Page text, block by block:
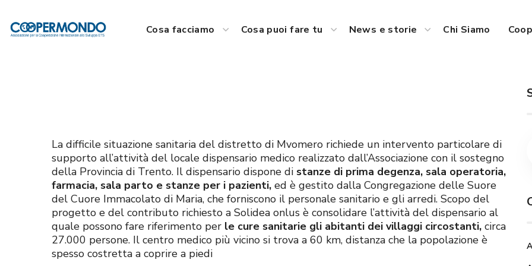
Cosa facciamo Cosa puoi fare tu News e storie Chi Siamo
La difficile situazione sanitaria del distretto di Mvomero richiede un intervento particolare di
supporto all’attività del locale dispensario medico realizzato dall’Associazione con il sostegno
della Provincia di Trento. Il dispensario dispone di stanze di prima degenza, sala operatoria,
farmacia, sala parto e stanze per i pazienti, ed è gestito dalla Congregazione delle Suore
del Cuore Immacolato di Maria, che forniscono il personale sanitario e gli arredi. Scopo del
progetto e del contributo richiesto a Solidea onlus è consolidare l’attività del dispensario al
quale possono fare riferimento per le cure sanitarie gli abitanti dei villaggi circostanti, circa
27.000 persone. Il centro medico più vicino si trova a 60 km, distanza che la popolazione è
spesso costretta a coprire a piedi